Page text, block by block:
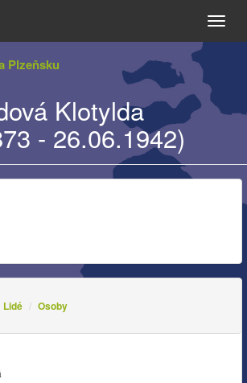
Plzeňsku
Klotylda
- 26.06.1942)
Lidé Osoby